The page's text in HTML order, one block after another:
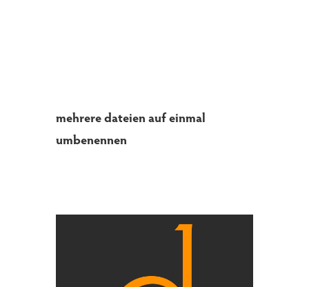
mehrere dateien auf einmal
umbenennen